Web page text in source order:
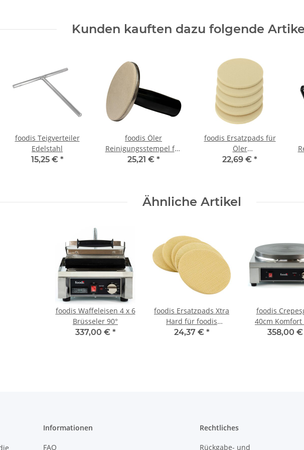
Kunden kauften dazu folgende
foodis Teigverteiler
Edelstahl
15,25 € *
foodis Öler
Reinigungsstempel für
Crepesgeräte
25,21 € *
foodis Ersatzpads für
Öler
Reinigungsstempel
22,69 € *
Ähnliche Artikel
foodis Waffeleisen 4 x 6
Brüsseler 90°
337,00 € *
foodis Ersatzpads Xtra
Hard für foodis
Reinigungsstempel
24,37 € *
foodis
40cm Komfort
230V
358,00 €
Informationen
FAQ
Rechtliches
Rückgabe- und